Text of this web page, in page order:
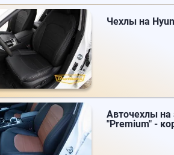
Чехлы на
Авточехлы на
"Premium" -